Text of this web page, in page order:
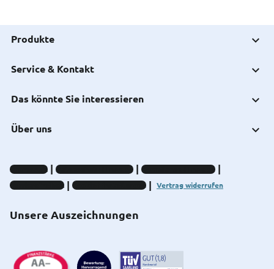
Produkte
Service & Kontakt
Das könnte Sie interessieren
Über uns
Unsere Auszeichnungen
Impressum Datenschutz-Hinweise
Compliance-Hinweise
Barrierefreiheit
Cookie-Einstellungen Vertrag widerrufen